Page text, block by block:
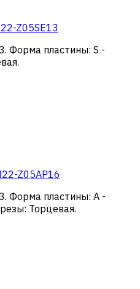
Z05SE13
. Форма пластины: S -
.
Z05AP16
. Форма пластины: A -
: Торцевая.